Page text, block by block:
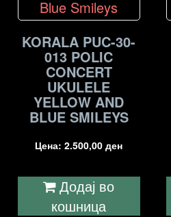
KORALA PUC-30-
013 POLIC
CONCERT
UKULELE
YELLOW AND
BLUE SMILEYS
Цена:2.500,00ден
Додај во
кошница